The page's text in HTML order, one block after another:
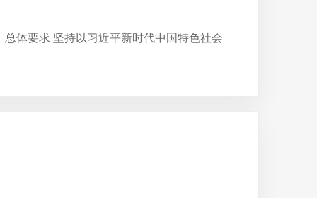
体要求 坚持以习近平新时代中国特色社会